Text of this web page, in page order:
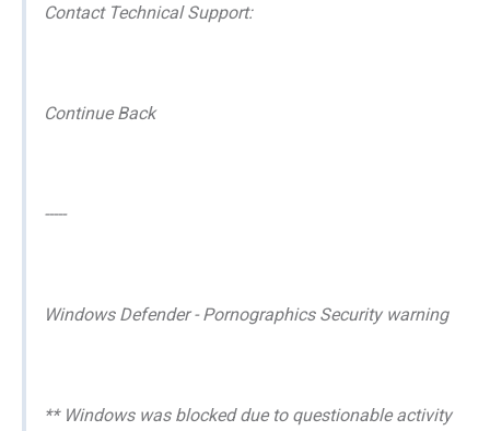
Contact Technical Support:
Continue Back
-----
Windows Defender - Pornographics Security warning
** Windows was blocked due to questionable activity